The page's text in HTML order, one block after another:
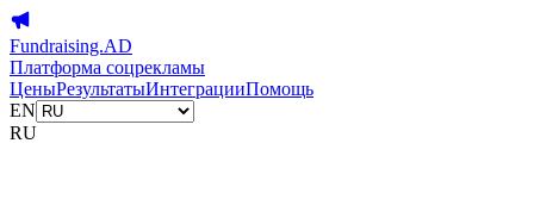
Fundraising.AD
Платформа соцрекламы
ЦеныРезультатыИнтеграцииПомощь
EN
RU